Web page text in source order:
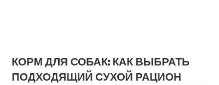
КОРМ ДЛЯ СОБАК: КАК ВЫБРАТЬ
ПОДХОДЯЩИЙ СУХОЙ РАЦИОН